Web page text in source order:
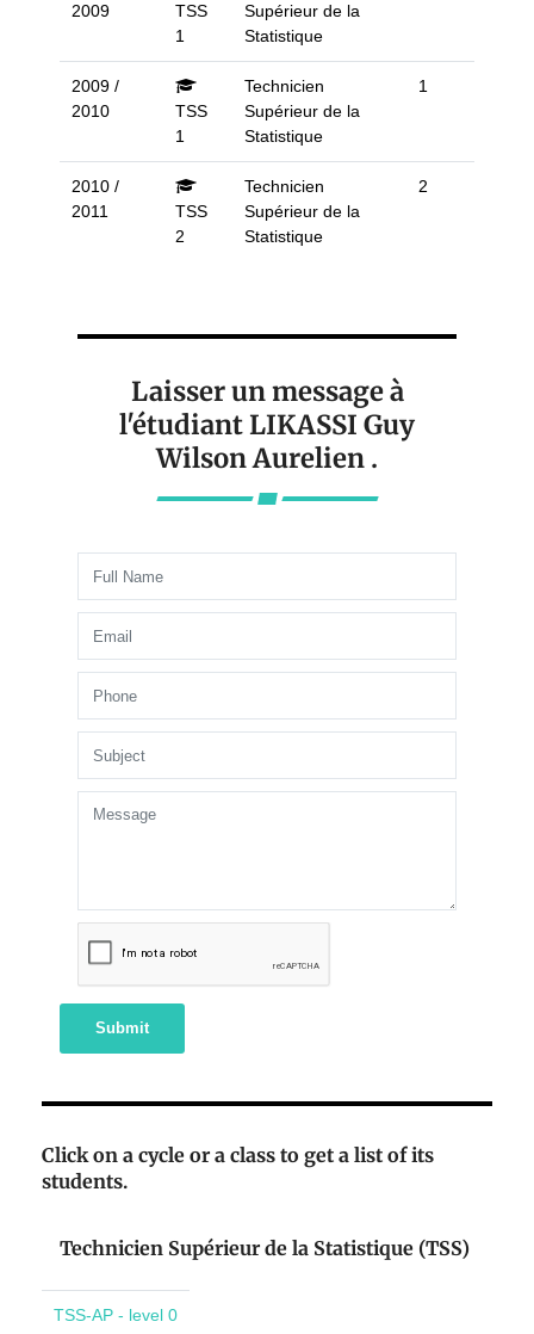
2009
TSS
1
Supérieur de la
Statistique
2009 /
2010
TSS
1
Technicien
Supérieur de la
Statistique
1
2010 /
2011
TSS
2
Technicien
Supérieur de la
Statistique
2
Laisser un message à
l'étudiant LIKASSI Guy
Wilson Aurelien .
Submit
Click on a cycle or a class to get a list of its
students.
Technicien Supérieur de la Statistique (TSS)
TSS-AP - level 0